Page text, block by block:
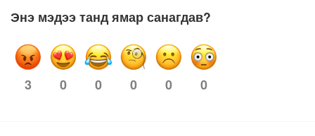
Энэ мэдээ танд ямар санагдав?
3 0 0 0 0 0